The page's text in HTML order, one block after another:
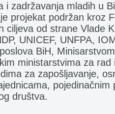
i zadržavanja mladih u
projekat podržan kroz
ciljeva od strane Vlade
UNICEF, UNFPA,
BiH,
ministarstvima za
za zapošljavanje,
društva.